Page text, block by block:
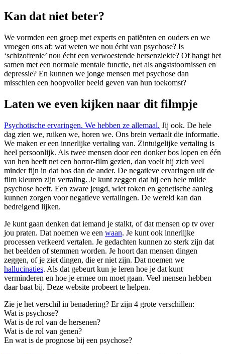
Kan dat niet beter?
We vormden een groep met experts en patiënten en ouders en we
vroegen ons af: wat weten we nou écht van psychose? Is
‘schizofrenie’ nou écht een verwoestende hersenziekte? Of hangt het
samen met een normale mentale functie, net als angststoornissen en
depressie? En kunnen we jonge mensen met psychose dan
misschien een hoopvoller beeld geven van hun toekomst?
Laten we even kijken naar dit filmpje
Psychotische ervaringen. We hebben ze allemaal. Jij ook. De hele
dag zien we, ruiken we, horen we. Ons brein vertaalt die informatie.
We maken er een innerlijke vertaling van. Zintuigelijke vertaling is
heel persoonlijk. Als twee mensen door een donker bos lopen en één
van hen heeft net een horror-film gezien, dan voelt hij zich veel
minder fijn in dat bos dan de ander. De negatieve ervaringen uit de
film kleuren zijn vertaling. Je kunt zeggen dat hij een hele milde
psychose heeft. Een zware jeugd, wiet roken en genetische aanleg
kunnen zorgen voor negatieve vertalingen. De wereld kan dan
bedreigend lijken.
Je kunt gaan denken dat iemand je stalkt, of dat mensen op tv over
jou praten. Dat noemen we een waan. Je kunt ook innerlijke
processen verkeerd vertalen. Je gedachten kunnen zo sterk zijn dat
het beelden of stemmen worden. Je hoort dan mensen dingen
zeggen, of je ziet dingen, die er niet zijn. Dat noemen we
hallucinaties. Als dat gebeurt kun je leren hoe je dat kunt
verminderen en hoe je ermee om moet gaan. Veel mensen hebben
daar baat bij. Deze website probeert te helpen.
Zie je het verschil in benadering? Er zijn 4 grote verschillen:
Wat is psychose?
Wat is de rol van de hersenen?
Wat is de rol van genen?
En wat is de prognose bij een psychose?